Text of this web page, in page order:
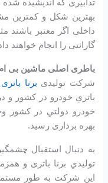
تدابیری که اندیشیده
بهترین شکل و کمترین
داخلی اگر معتبر باشند
گارانتی را انجام خواهند
باطری اصلی ماشین بی ام و 120 را از کجا
شرکت تولیدی برنا باتری
باتري خودرو در كشور و
بهره برداری رسید.
به دنبال استقبال
توليدي برنا باتری و
اين شرکت به طور مستمر